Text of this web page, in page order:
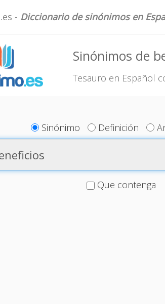
- Diccionario de sinónimos en
Sinónimos de
Tesauro en Español
Sinónimo Definición
Que contenga